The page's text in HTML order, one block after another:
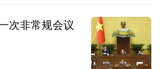
次非常规会议